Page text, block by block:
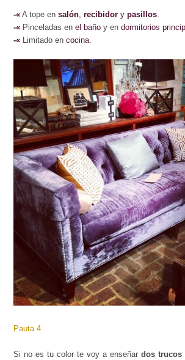
-« A tope ensalón ,recibidor ypasillos
-« Pinceladas enel baño y endormitorios
-« Limitado encocina
Pauta 4
Si no es tu color te voy a enseñar dos trucos